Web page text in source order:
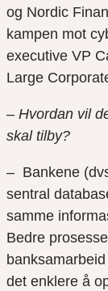
og Nordic
kampen mot
executive VP
Large
– Hvordan vil
skal tilby?
– Bankene
sentral
samme
Bedre
det enklere å